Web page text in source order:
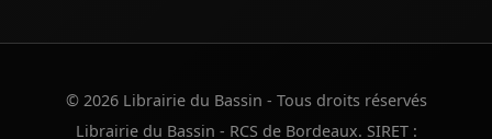
© 2026 Librairie du Bassin - Tous droits réservés
Librairie du Bassin - RCS de Bordeaux. SIRET :